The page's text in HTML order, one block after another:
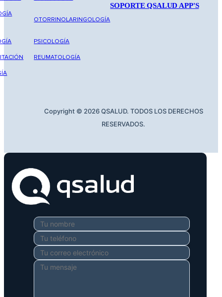
OTORRINOLARINGOLOGÍA
PSICOLOGÍA
REUMATOLOGÍA
SOPORTE QSALUD APP'S
Copyright © 2026 QSALUD. TODOS LOS DERECHOS
RESERVADOS.